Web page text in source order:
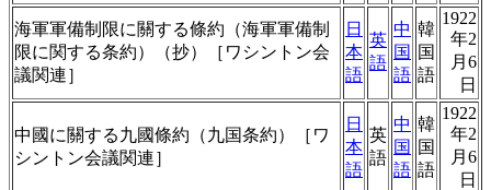
海軍軍備制限に關する條約（海軍軍備制
限に関する条約）（抄）［ワシントン会
議関連］
日
本
語
英
語
中
国
語
韓
国
語
1922
年2
月6
日
中國に關する九國條約（九国条約）［ワ
シントン会議関連］
日
本
語
英
語
中
国
語
韓
国
語
1922
年2
月6
日